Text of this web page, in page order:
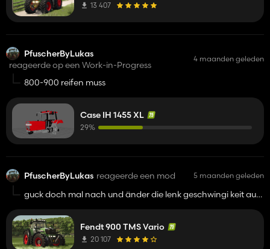
13 407
PfuscherByLukas
reageerde op een Work-in-Progress
4 maanden geleden
800-900 reifen muss
Case IH 1455 XL
29%
PfuscherByLukas reageerde een mod 5 maanden geleden
guck doch mal nach und änder die lenk geschwingi keit auf
Fendt 900 TMS Vario
20 107